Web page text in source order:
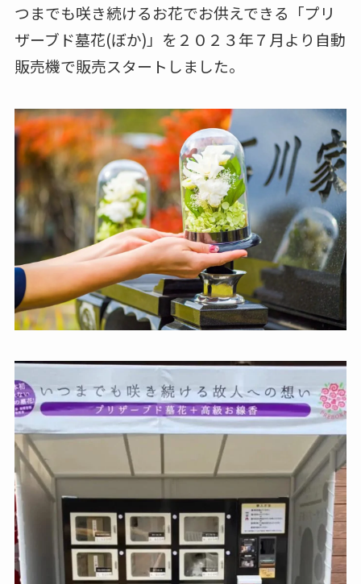
つまでも咲き続けるお花でお供えできる「プリ
ザーブド墓花(ぼか)」を２０２３年７月より自動
販売機で販売スタートしました。